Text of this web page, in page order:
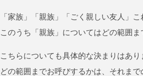
「家族」「親族」「ごく親しい友人」
このうち「親族」についてはどの範囲
こちらについても具体的な決まりはあり
どの範囲までお呼びするかは、それま